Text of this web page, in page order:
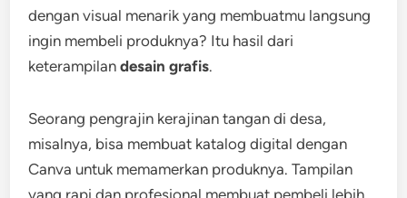
dengan visual menarik yang membuatmu langsung
ingin membeli produknya? Itu hasil dari
keterampilandesain grafis.
Seorang pengrajin kerajinan tangan di desa,
misalnya, bisa membuat katalog digital dengan
Canva untuk memamerkan produknya. Tampilan
yang rapi dan profesional membuat pembeli lebih